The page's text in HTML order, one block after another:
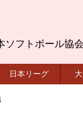
ソフトボール協会
日本リーグ